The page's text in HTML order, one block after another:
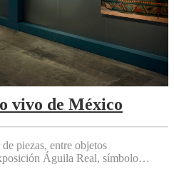
vivo de México
piezas, entre objetos
Águila Real, símbolo…